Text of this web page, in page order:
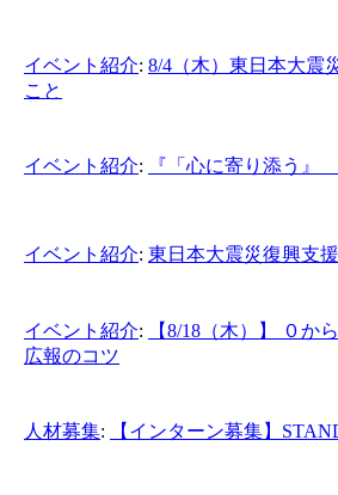
イベント紹介: 8/4（木）東日本大
こと
イベント紹介: 『「心に寄り添う
イベント紹介: 東日本大震災復興支
イベント紹介:
【8/18（木）】 ０
広報のコツ
人材募集: 【インターン募集】